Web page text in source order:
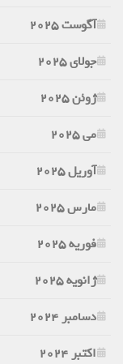
آگوست 2025
جولای 2025
ژوئن 2025
می 2025
آوریل 2025
مارس 2025
فوریه 2025
ژانویه 2025
دسامبر 2024
اکتبر 2024